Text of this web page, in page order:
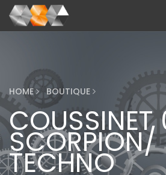
HOME BOUTIQUE
SCORPION/
TECHNO